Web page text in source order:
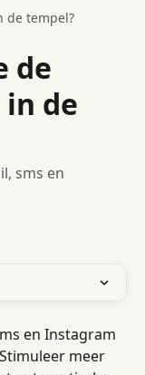
tempel?
de
de
sms en
en Instagram
meer